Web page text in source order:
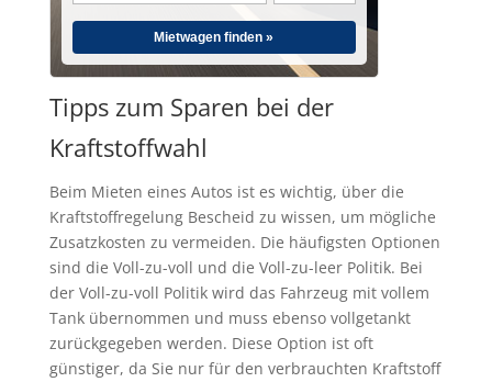
Mietwagen finden »
Tipps zum Sparen bei der
Kraftstoffwahl
Beim Mieten eines Autos ist es wichtig, über die
Kraftstoffregelung Bescheid zu wissen, um mögliche
Zusatzkosten zu vermeiden. Die häufigsten Optionen
sind die Voll-zu-voll und die Voll-zu-leer Politik. Bei
der Voll-zu-voll Politik wird das Fahrzeug mit vollem
Tank übernommen und muss ebenso vollgetankt
zurückgegeben werden. Diese Option ist oft
günstiger, da Sie nur für den verbrauchten Kraftstoff